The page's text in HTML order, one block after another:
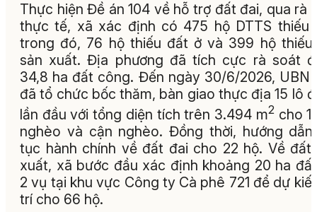
Thực hiện Đề án 104 về hỗ trợ đất đai, qua rà
thực tế, xã xác định có 475 hộ DTTS thiếu
trong đó, 76 hộ thiếu đất ở và 399 hộ thiếu
sản xuất. Địa phương đã tích cực rà soát
34,8 ha đất công. Đến ngày 30/6/2026,
đã tổ chức bốc thăm, bàn giao thực địa 15 lô
lần đầu với tổng diện tích trên 3.494 m2cho
nghèo và cận nghèo. Đồng thời, hướng
tục hành chính về đất đai cho 22 hộ. Về đất
xuất, xã bước đầu xác định khoảng 20 ha
2 vụ tại khu vực Công ty Cà phê 721 để dự
trí cho 66 hộ.